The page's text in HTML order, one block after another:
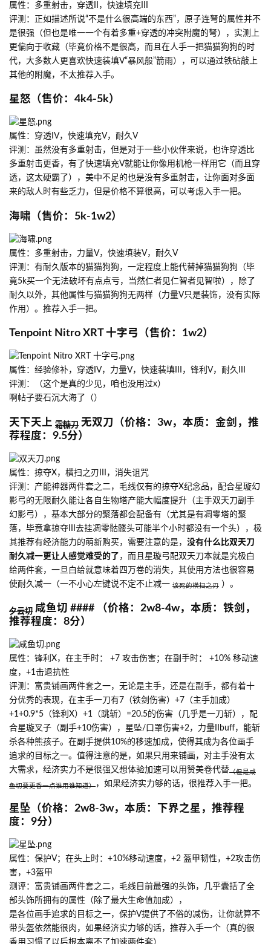
属性：多重射击，穿透II，快速填充III
评测：正如描述所说“不是什么很高端的东西”，原子连弩的属性并不
是很强（但也是唯一一个有着多重+穿透的冲突附魔的弩），实测上
更偏向于收藏（毕竟价格不是很高，而且在人手一把猫猫狗狗的时
代，大多数人更喜欢快速装填V“暴风般”箭雨），可以通过铁砧敲上
其他的附魔，不太推荐入手。
星怒（售价：4k4-5k）
属性：穿透IV，快速填充V，耐久V
评测：虽然没有多重射击，但是对于一些小伙伴来说，也许穿透比
多重射击更香，有了快速填充V就能让你像用机枪一样用它（而且穿
透，这太硬霸了），美中不足的也是没有多重射击，让你面对多面
来的敌人时有些乏力，但是价格不算很高，可以考虑入手一把。
海啸（售价：5k-1w2）
属性：多重射击，力量V，快速填装V，耐久V
评测：有耐久版本的猫猫狗狗，一定程度上能代替掉猫猫狗狗（毕
竟5k买一个无法破坏有点点亏，当然仁者见仁智者见智啦），除了
耐久以外，其他属性与猫猫狗狗无两样（力量V只是装饰，没有实际
作用）。推荐入手一把。
Tenpoint Nitro XRT 十字弓（售价：1w2）
属性：经验修补，穿透IV，力量V，快速装填III，锋利V，耐久III
评测：（这个是真的少见，咱也没用过x）
啊帖子要石沉大海了（）
天下天上 霜糖刀 无双刀（价格：3w，本质：金剑，推
荐程度：9.5分）
属性：掠夺X，横扫之刃III，消失诅咒
评测：产能神器两件套之二，毛线仅有的掠夺X纪念品，配合星璇幻
影弓的无限耐久能让各自生物塔产能大幅度提升（主手双天刀副手
幻影弓），基本大部分的聚落都会配备有（尤其是有凋零塔的聚
落，毕竟拿掠夺III去挂凋零骷髅头可能半个小时都没有一个头），极
其推荐有经济能力的萌新购买，需要注意的是， 没有什么比双天刀
耐久减一更让人感觉难受的了 ，而且星璇弓配双天刀本就是究极白
给两件套，一旦白给就意味着四万卷的消失，其使用方法也很容易
使耐久减一（一不小心左键说不定不止减一 该死的横扫之刃 ）。
夕云切 咸鱼切 #### （价格：2w8-4w，本质：铁剑，
推荐程度：8分）
属性：锋利X，在主手时： +7 攻击伤害；在副手时： +10% 移动速
度，+1击退抗性
评测：富贵铺画两件套之一，无论是主手，还是在副手，都有着十
分优秀的表现，在主手一刀有7（铁剑伤害）+7（主手加成）
+1+0.9*5（锋利X）+1（跳斩）=20.5的伤害（几乎是一刀斩），配
合星璇叉子（副手+10伤害），星坠/口罩伤害+2，力量IIbuff，能斩
杀各种熊孩子。在副手提供10%的移速加成，使得其成为各位画手
追求的目标之一。值得注意的是，如果只用来铺画，对主手没有太
大需求，经济实力不是很强又想体验加速可以用赞美卷代替（但是咸
鱼切要更香一点谁用谁知道） ，如果经济实力够的话，很推荐入手一把。
星坠（价格：2w8-3w，本质：下界之星，推荐程
度：9分）
属性：保护V；在头上时：+10%移动速度，+2 盔甲韧性，+2攻击伤
害，+3盔甲
测评：富贵铺画两件套之二，毛线目前最强的头饰，几乎囊括了全
部头饰所拥有的属性（除了最大生命值加成），
是各位画手追求的目标之一，保护V提供了不俗的减伤，让你就算不
带头盔依然能很肉，如果经济实力够的话，推荐入手一个（真的很
香用习惯了以后根本离不了加速两件套）